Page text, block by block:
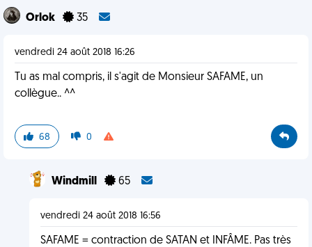
Orlok 35
vendredi 24 août 2018 16:26
Tu as mal compris, il s'agit de Monsieur SAFAME, un
collègue.. ^^
68 0
Windmill 65
vendredi 24 août 2018 16:56
SAFAME = contraction de SATAN et INFÂME. Pas très